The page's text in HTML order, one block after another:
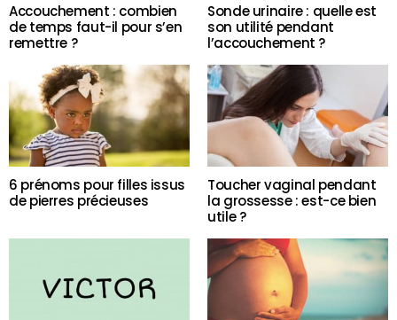
Accouchement : combien
de temps faut-il pour s’en
remettre ?
Sonde urinaire : quelle est
son utilité pendant
l’accouchement ?
6 prénoms pour filles issus
de pierres précieuses
Toucher vaginal pendant
la grossesse : est-ce bien
utile ?